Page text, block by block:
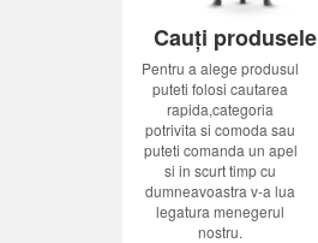
Cauți produsele
Pentru a alege produsul
puteti folosi cautarea
rapida,categoria
potrivita si comoda sau
puteti comanda un apel
si in scurt timp cu
dumneavoastra v-a lua
legatura menegerul
nostru.